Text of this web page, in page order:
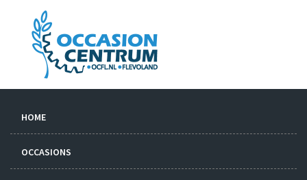
HOME
OCCASIONS